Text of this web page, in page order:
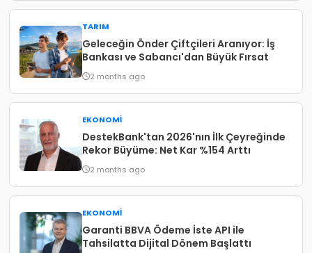
TARIM
Geleceğin Önder Çiftçileri Aranıyor: İş
Bankası ve Sabancı'dan Büyük Fırsat
2 months ago
EKONOMI
DestekBank'tan 2026'nın İlk Çeyreğinde
Rekor Büyüme: Net Kar %154 Arttı
2 months ago
EKONOMI
Garanti BBVA Ödeme İste API ile
Tahsilatta Dijital Dönem Başlattı